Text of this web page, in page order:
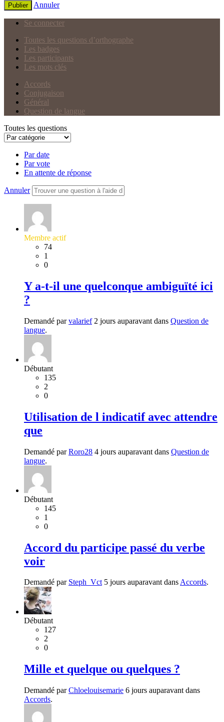
Publier Annuler
Se connecter
Toutes les questions d’orthographe
Les badges
Les participants
Les mots clés
Accords
Conjugaison
Général
Question de langue
Toutes les questions
Par date
Par vote
En attente de réponse
Annuler
Membre actif
74
1
0
Y a-t-il une quelconque ambiguïté ici
?
Demandé parvalarief2 jours auparavant dans Question de
langue.
Débutant
135
2
0
Utilisation de l indicatif avec attendre
que
Demandé parRoro28 4 jours auparavant dans Question de
langue.
Débutant
145
1
0
Accord du participe passé du verbe
voir
Demandé par Steph_Vct5 jours auparavant dansAccords.
Débutant
127
2
0
Mille et quelque ou quelques ?
Demandé parChloelouisemarie 6 jours auparavant dans
Accords.